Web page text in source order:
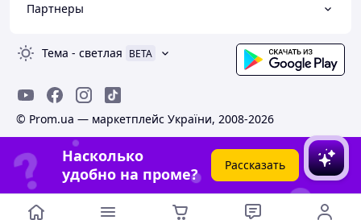
Партнеры
Тема - светлая BETA
© Prom.ua — маркетплейс України, 2008-2026
Насколько
удобно на проме?
Рассказать